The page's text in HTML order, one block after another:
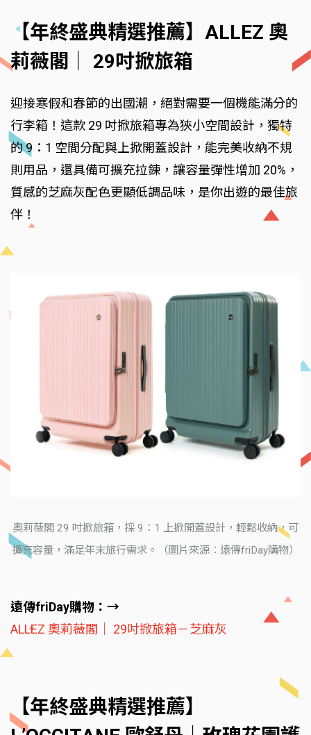
【年終盛典精選推薦】ALLEZ 奧
莉薇閣｜ 29吋掀旅箱
迎接寒假和春節的出國潮，絕對需要一個機能滿分的
行李箱！這款 29 吋掀旅箱專為狹小空間設計，獨特
的 9：1 空間分配與上掀開蓋設計，能完美收納不規
則用品，還具備可擴充拉鍊，讓容量彈性增加 20%，
質感的芝麻灰配色更顯低調品味，是你出遊的最佳旅
伴！
奧莉薇閣 29 吋掀旅箱，採 9：1 上掀開蓋設計，輕鬆收納，可
擴充容量，滿足年末旅行需求。（圖片來源：遠傳friDay購物）
遠傳friDay購物：→
ALLEZ 奧莉薇閣｜ 29吋掀旅箱－芝麻灰
【年終盛典精選推薦】